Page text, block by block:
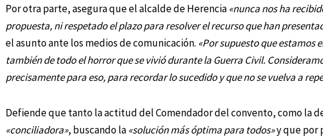
Por otra parte, asegura que el alcalde de Herencia«nunca nos ha
propuesta, ni respetado el plazo para resolver el recurso que han
el asunto ante los medios de comunicación. «Por supuesto que estamos
también de todo el horror que se vivió durante la Guerra Civil.
precisamente para eso, para recordar lo sucedido y que no se vuelva a
Defiende que tanto la actitud del Comendador del convento, como la
«conciliadora», buscando la«solución más óptima para todos»y que por